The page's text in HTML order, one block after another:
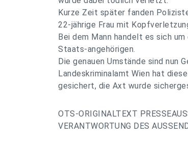
Kurze Zeit später fanden
22-jährige Frau mit
Bei dem Mann handelt es sich
Staats-angehörigen.
Die genauen Umstände sind nun
Landeskriminalamt Wien hat
gesichert, die Axt wurde
OTS-ORIGINALTEXT
VERANTWORTUNG DES